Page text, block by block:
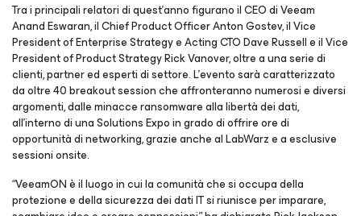
Tra i principali relatori di quest'anno figurano il CEO di Veeam
Anand Eswaran, il Chief Product Officer Anton Gostev, il Vice
President of Enterprise Strategy e Acting CTO Dave Russell e il Vice
President of Product Strategy Rick Vanover, oltre a una serie di
clienti, partner ed esperti di settore. L'evento sarà caratterizzato
da oltre 40 breakout session che affronteranno numerosi e diversi
argomenti, dalle minacce ransomware alla libertà dei dati,
all’interno di una Solutions Expo in grado di offrire ore di
opportunità di networking, grazie anche al LabWarz e a esclusive
sessioni onsite.
“VeeamON è il luogo in cui la comunità che si occupa della
protezione e della sicurezza dei dati IT si riunisce per imparare,